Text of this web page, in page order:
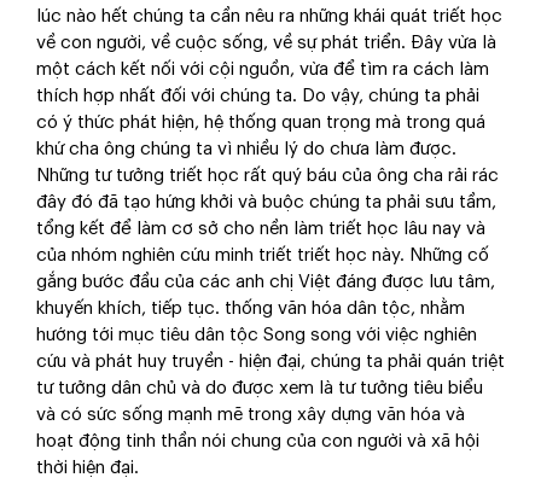
lúc nào hết chúng ta cần nêu ra những khái quát triết học
về con người, về cuộc sống, về sự phát triển. Đây vừa là
một cách kết nối với cội nguồn, vừa để tìm ra cách làm
thích hợp nhất đối với chúng ta. Do vậy, chúng ta phải
có ý thức phát hiện, hệ thống quan trọng mà trong quá
khứ cha ông chúng ta vì nhiều lý do chưa làm được.
Những tư tưởng triết học rất quý báu của ông cha rải rác
đây đó đã tạo hứng khởi và buộc chúng ta phải sưu tầm,
tổng kết để làm cơ sở cho nền làm triết học lâu nay và
của nhóm nghiên cứu minh triết triết học này. Những cố
gắng bước đầu của các anh chị Việt đáng được lưu tâm,
khuyến khích, tiếp tục. thống văn hóa dân tộc, nhằm
hướng tới mục tiêu dân tộc Song song với việc nghiên
cứu và phát huy truyền - hiện đại, chúng ta phải quán triệt
tư tưởng dân chủ và do được xem là tư tưởng tiêu biểu
và có sức sống mạnh mẽ trong xây dựng văn hóa và
hoạt động tinh thần nói chung của con người và xã hội
thời hiện đại.